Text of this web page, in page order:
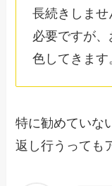
長続きしま
必要ですが
色してきます
特に勧めていな
返し行うっても